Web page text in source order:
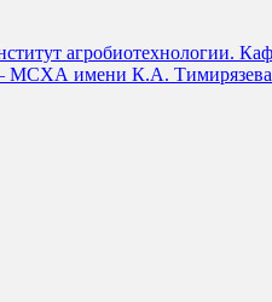
агробиотехнологии.
МСХА имени К.А.